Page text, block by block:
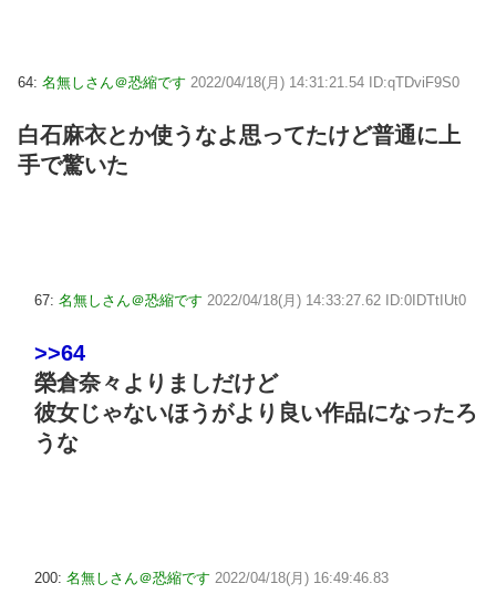
64: 名無しさん＠恐縮です 2022/04/18(月) 14:31:21.54 ID:qTDviF9S0
白石麻衣とか使うなよ思ってたけど普通に上
手で驚いた
67: 名無しさん＠恐縮です 2022/04/18(月) 14:33:27.62 ID:0IDTtIUt0
>>64
榮倉奈々よりましだけど
彼女じゃないほうがより良い作品になったろ
うな
200: 名無しさん＠恐縮です 2022/04/18(月) 16:49:46.83